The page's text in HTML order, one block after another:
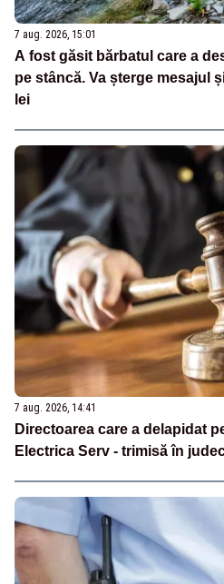
7 aug. 2026, 15:01
A fost găsit bărbatul care a
pe stâncă. Va șterge mesajul
lei
7 aug. 2026, 14:41
Directoarea care a delapidat
Electrica Serv - trimisă în